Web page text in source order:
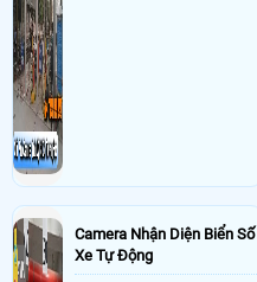
Camera Nhận Diện Biển Số
Xe Tự Động